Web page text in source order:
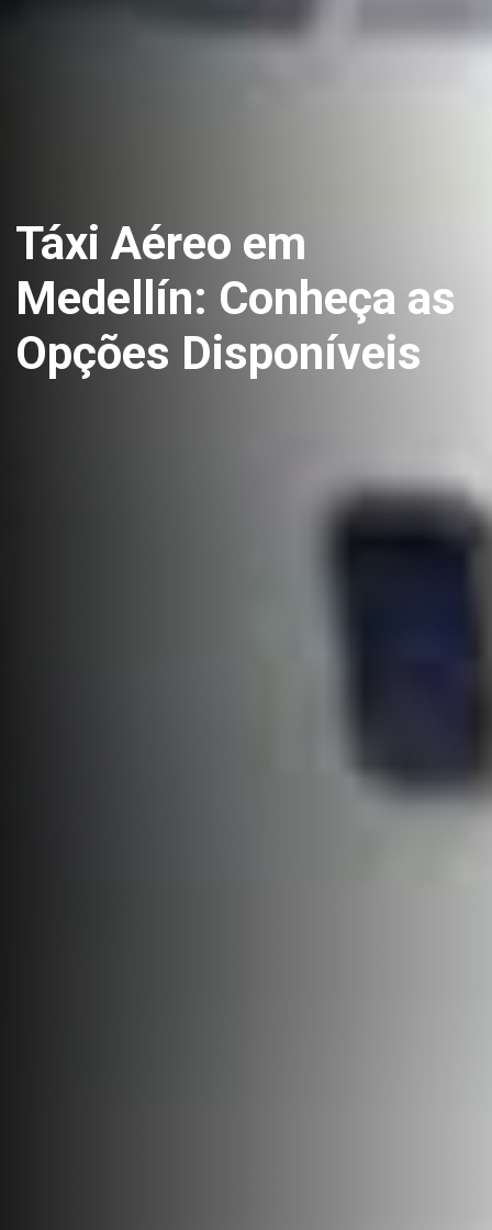
Táxi Aéreo em
Medellín: Conheça as
Opções Disponíveis